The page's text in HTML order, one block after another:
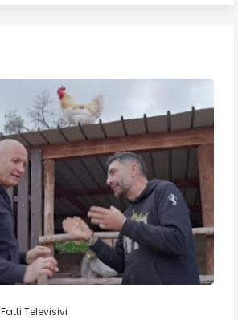
Fatti Televisivi